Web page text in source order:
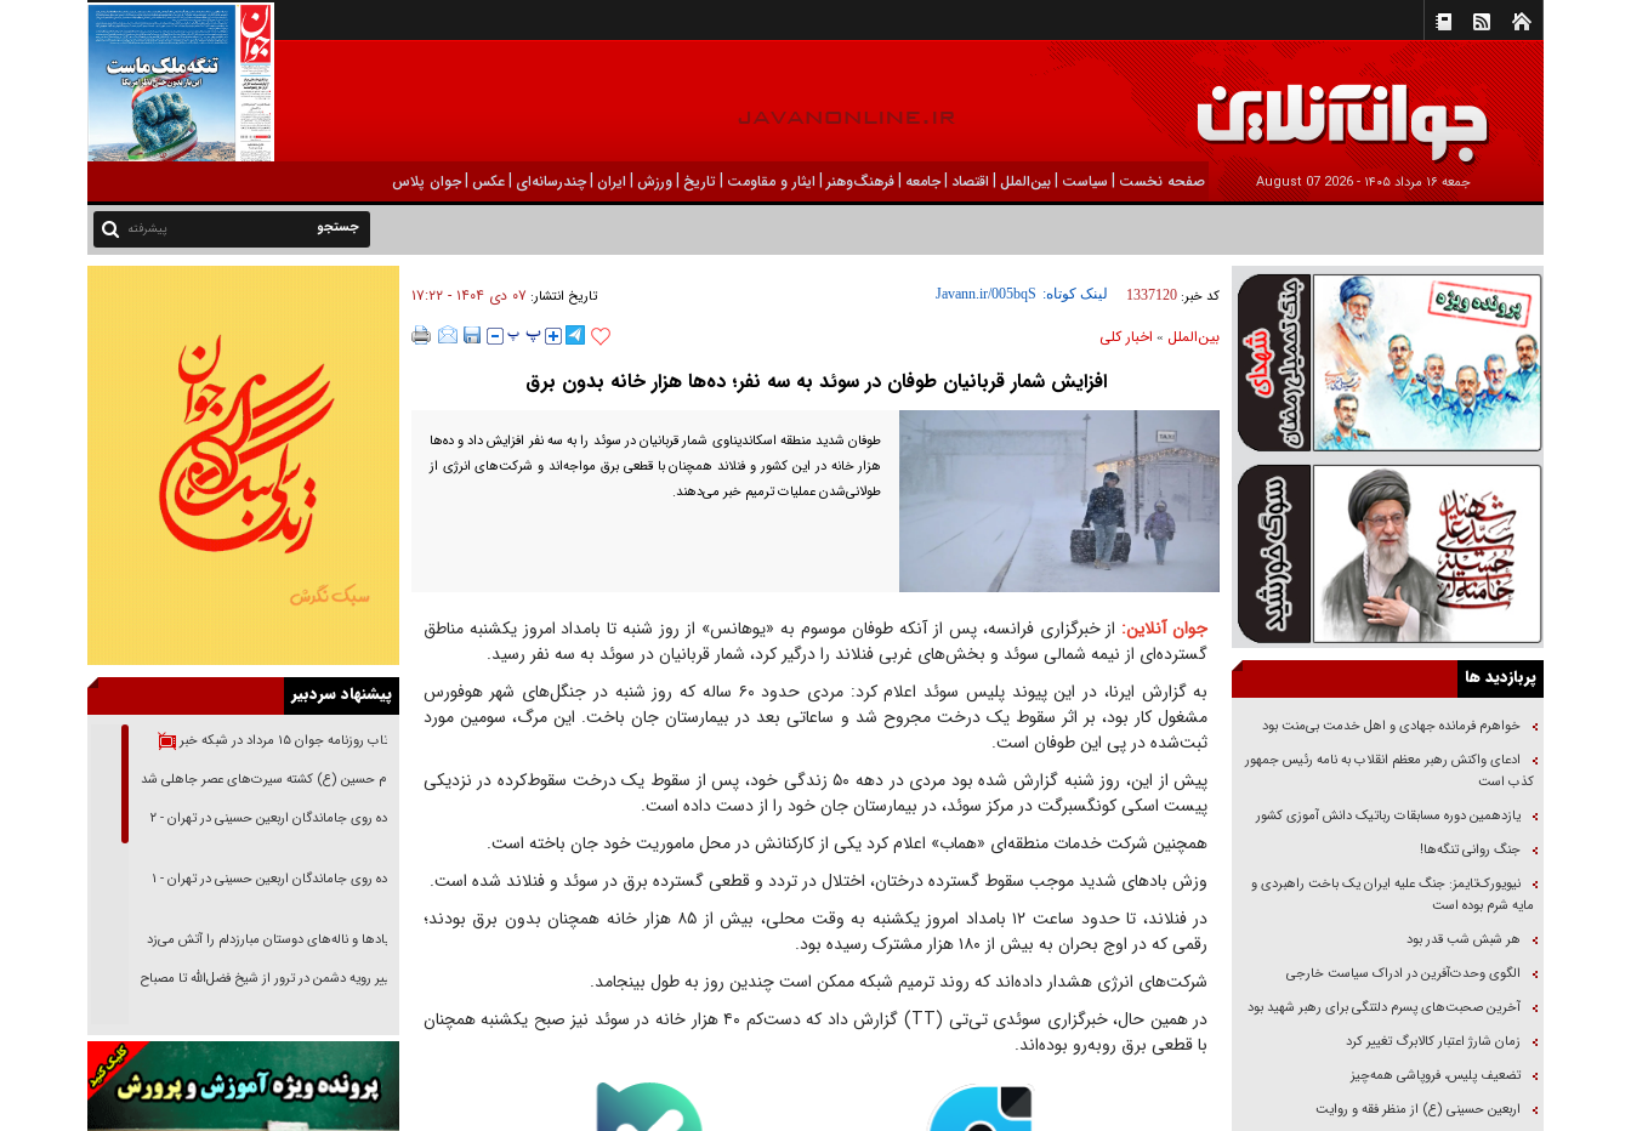
جمعه ۱۶ مرداد ۱۴۰۵ - 2026 August 07 صفحه نخست | سیاست |بين‌الملل | اقتصاد |جامعه |فرهنگ‌و‌هنر | ایثار و مقاومت |تاریخ |ورزش | ايران |چندرسانه‌ای |عکس |جوان پلاس
پیشرفته
کد خبر: 1337120 لینک کوتاه: تاریخ انتشار: ۰۷ دی ۱۴۰۴ - ۱۷:۲۲
بين‌الملل » اخبار كلی
افزایش شمار قربانیان طوفان در سوئد به سه نفر؛ ده‌ها هزار خانه بدون برق
طوفان شدید منطقه اسکاندیناوی شمار قربانیان در سوئد را به سه نفر افزایش داد و ده‌ها
هزار خانه در این کشور و فنلاند همچنان با قطعی برق مواجه‌اند و شرکت‌های انرژی از
طولانی‌شدن عملیات ترمیم خبر می‌دهند.
جوان آنلاین: از خبرگزاری فرانسه، پس از آنکه طوفان موسوم به «یوهانس» از روز شنبه تا بامداد امروز یکشنبه مناطق
گسترده‌ای از نیمه شمالی سوئد و بخش‌های غربی فنلاند را درگیر کرد، شمار قربانیان در سوئد به سه نفر رسید.
به گزارش ایرنا، در این پیوند پلیس سوئد اعلام کرد: مردی حدود ۶۰ ساله که روز شنبه در جنگل‌های شهر هوفورس
مشغول کار بود، بر اثر سقوط یک درخت مجروح شد و ساعاتی بعد در بیمارستان جان باخت. این مرگ، سومین مورد
ثبت‌شده در پی این طوفان است.
پیش از این، روز شنبه گزارش شده بود مردی در دهه ۵۰ زندگی خود، پس از سقوط یک درخت سقوط‌کرده در نزدیکی
پیست اسکی کونگسبرگت در مرکز سوئد، در بیمارستان جان خود را از دست داده است.
همچنین شرکت خدمات منطقه‌ای «هماب» اعلام کرد یکی از کارکنانش در محل ماموریت خود جان باخته است.
وزش باد‌های شدید موجب سقوط گسترده درختان، اختلال در تردد و قطعی گسترده برق در سوئد و فنلاند شده است.
در فنلاند، تا حدود ساعت ۱۲ بامداد امروز یکشنبه به وقت محلی، بیش از ۸۵ هزار خانه همچنان بدون برق بودند؛
رقمی که در اوج بحران به بیش از ۱۸۰ هزار مشترک رسیده بود.
شرکت‌های انرژی هشدار داده‌اند که روند ترمیم شبکه ممکن است چندین روز به طول بینجامد.
در همین حال، خبرگزاری سوئدی تی‌تی (TT) گزارش داد که دست‌کم ۴۰ هزار خانه در سوئد نیز صبح یکشنبه همچنان
با قطعی برق روبه‌رو بوده‌اند.
پربازدید ها
خواهرم فرمانده جهادی و اهل خدمت بی‌منت بود
ادعای واکنش رهبر معظم انقلاب به نامه رئیس جمهور
کذب است
یازدهمین دوره مسابقات رباتیک دانش آموزی کشور
جنگ روانی تنگه‌ها!
نیویورک‌تایمز: جنگ علیه ایران یک باخت راهبردی و
مایه شرم بوده است
هر شبش شب قدر بود
الگوی وحدت‌آفرین در ادراک سیاست خارجی
آخرین صحبت‌های پسرم دلتنگی برای رهبر شهید بود
زمان شارژ اعتبار کالابرگ تغییر کرد
تضعیف پلیس، فروپاشی همه‌چیز
اربعین حسینی (ع) از منظر فقه و روایت
پیشنهاد سردبیر
بازتاب روزنامه جوان ۱۵ مرداد در شبکه خبر
امام حسین (ع) کشته سیرت‌های عصر جاهلی شد
پیاده روی جاماندگان اربعین حسینی در تهران - ۲
پیاده روی جاماندگان اربعین حسینی در تهران - ۱
فریاد‌ها و ناله‌های دوستان مبارزدلم را آتش می‌زد
تغییر رویه دشمن در ترور از شیخ فضل‌الله تا مصباح
خرید قسطی اولش خنده و آخرش گریه است!
فوتبال و آن «بالا»!
راهبرد غافلگیری با نسل جدید پهپاد‌ها